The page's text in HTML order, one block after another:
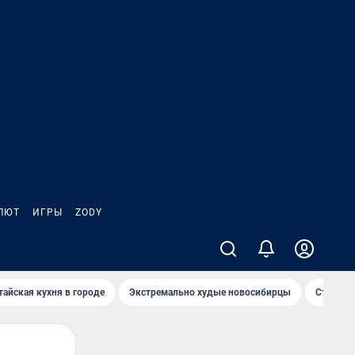
ИГРЫ ZODY
кухня в городе Экстремально худые новосибирцы Старт